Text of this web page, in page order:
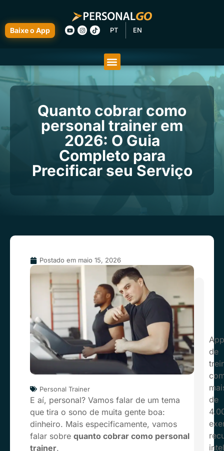
Baixe o App PT EN
Quanto cobrar como
personal trainer em
2026: O Guia
Completo para
Precificar seu Serviço
Postado em maio 15, 2026
Personal Trainer
E aí, personal? Vamos falar de um tema
que tira o sono de muita gente boa:
dinheiro. Mais especificamente, vamos
falar sobre quanto cobrar como personal
trainer.
App
de
de